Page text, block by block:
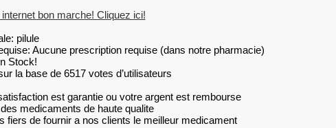
bon marche! Cliquez ici!
pilule
Aucune prescription requise (dans notre pharmacie)
Stock!
la base de 6517 votes d’utilisateurs
est garantie ou votre argent est rembourse
medicaments de haute qualite
fiers de fournir a nos clients le meilleur medicament